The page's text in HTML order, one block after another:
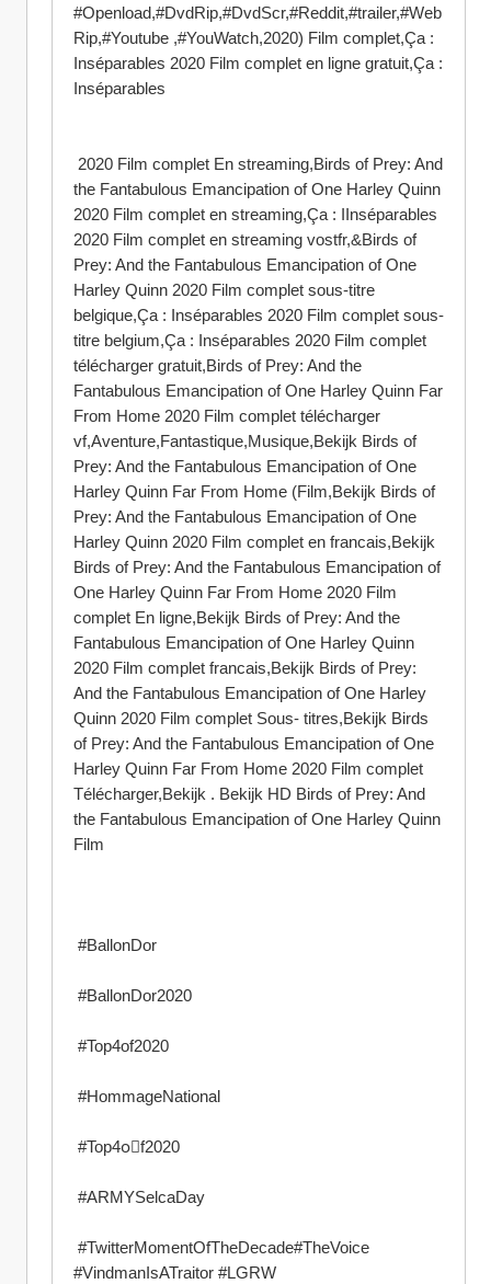
#Openload,#DvdRip,#DvdScr,#Reddit,#trailer,#Web
Rip,#Youtube ,#YouWatch,2020) Film complet,Ça :
Inséparables 2020 Film complet en ligne gratuit,Ça :
Inséparables
the Fantabulous Emancipation of One Harley Quinn
2020 Film complet en streaming,Ça : IInséparables
2020 Film complet en streaming vostfr,&Birds of
Prey: And the Fantabulous Emancipation of One
Harley Quinn 2020 Film complet sous-titre
belgique,Ça : Inséparables 2020 Film complet sous-
titre belgium,Ça : Inséparables 2020 Film complet
télécharger gratuit,Birds of Prey: And the
Fantabulous Emancipation of One Harley Quinn Far
From Home 2020 Film complet télécharger
vf,Aventure,Fantastique,Musique,Bekijk Birds of
Prey: And the Fantabulous Emancipation of One
Harley Quinn Far From Home (Film,Bekijk Birds of
Prey: And the Fantabulous Emancipation of One
Harley Quinn 2020 Film complet en francais,Bekijk
Birds of Prey: And the Fantabulous Emancipation of
One Harley Quinn Far From Home 2020 Film
complet En ligne,Bekijk Birds of Prey: And the
Fantabulous Emancipation of One Harley Quinn
2020 Film complet francais,Bekijk Birds of Prey:
And the Fantabulous Emancipation of One Harley
Quinn 2020 Film complet Sous- titres,Bekijk Birds
of Prey: And the Fantabulous Emancipation of One
Harley Quinn Far From Home 2020 Film complet
Télécharger,Bekijk . Bekijk HD Birds of Prey: And
the Fantabulous Emancipation of One Harley Quinn
Film
#BallonDor
#BallonDor2020
#Top4of2020
#HommageNational
#Top4oَf2020
#ARMYSelcaDay
#VindmanIsATraitor #LGRW